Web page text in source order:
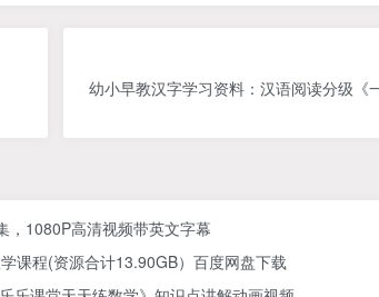
幼小早教汉字学习资料：汉语阅读分级《
，1080P高清视频带英文字幕
课程(资源合计13.90GB）百度网盘下载